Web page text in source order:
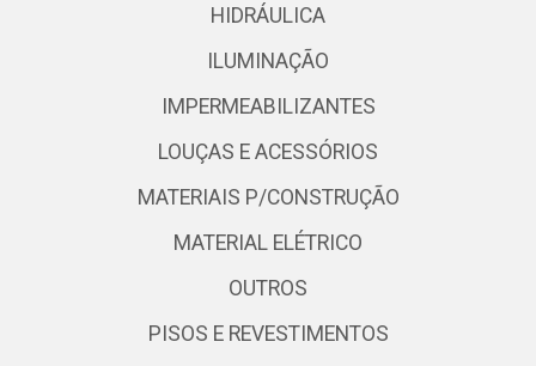
HIDRÁULICA
ILUMINAÇÃO
IMPERMEABILIZANTES
LOUÇAS E ACESSÓRIOS
MATERIAIS P/CONSTRUÇÃO
MATERIAL ELÉTRICO
OUTROS
PISOS E REVESTIMENTOS